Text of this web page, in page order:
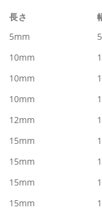
長さ
5mm
10mm
10mm
10mm
12mm
15mm
15mm
15mm
15mm